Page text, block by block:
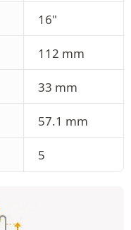
16"
112 mm
33 mm
57.1 mm
5